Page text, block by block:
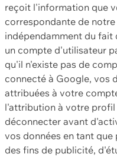
reçoit l'information que
correspondante de
indépendamment du
un compte d'utilisateur
qu'il n'existe pas de
connecté à Google, vos
attribuées à votre
l'attribution à votre profil
déconnecter avant
vos données en tant
des fins de publicité,